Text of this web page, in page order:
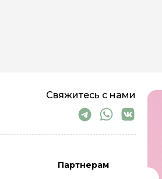
Свяжитесь с нами
Партнерам